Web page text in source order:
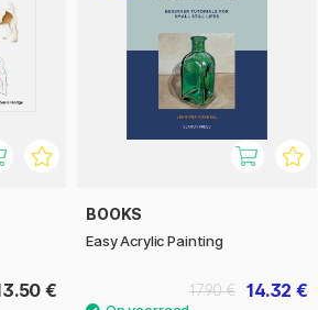
€
BOOKS
Easy Acrylic Painting
14.32 €
17.90 €